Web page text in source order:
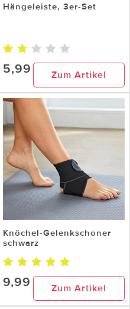
Hängeleiste, 3er-Set
5,99 Zum Artikel
Knöchel-Gelenkschoner
schwarz
9,99 Zum Artikel